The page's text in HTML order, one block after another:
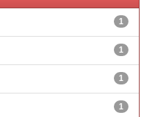
1
1
1
1